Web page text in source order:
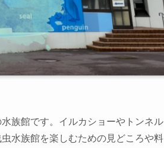
族館です。イルカショーやトンネル
水族館を楽しむための見どころや料